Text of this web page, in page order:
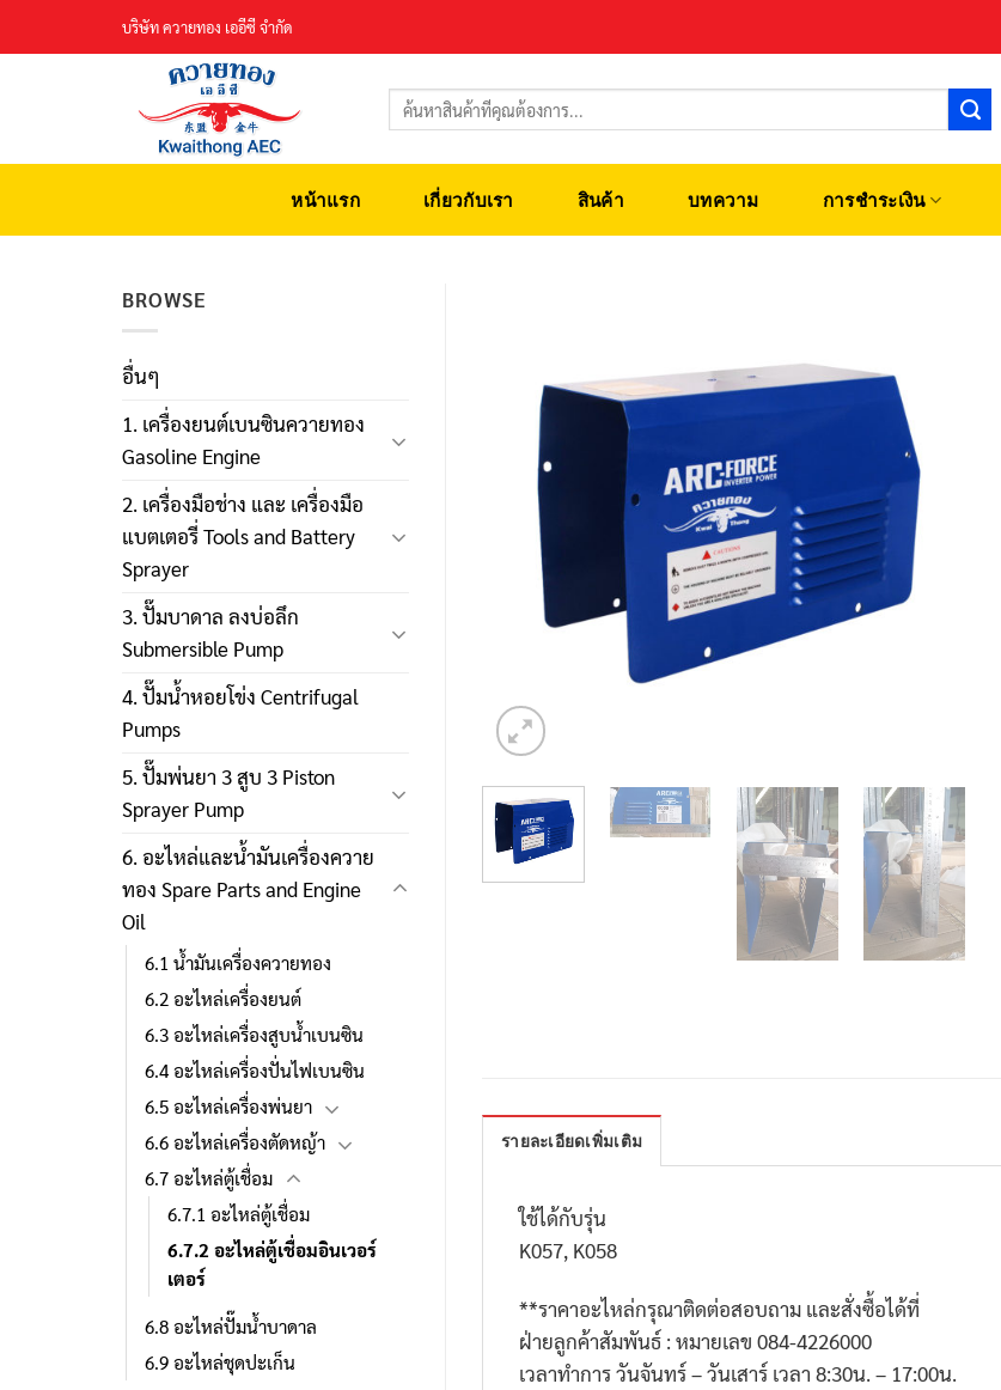
บริษัท ควายทอง เออีซี จำกัด
ค้นหา:
หน้าแรก เกี่ยวกับเรา สินค้า บทความ การชำระเงิน
BROWSE
อื่นๆ
1. เครื่องยนต์เบนซินควายทอง
Gasoline Engine
2. เครื่องมือช่าง และ เครื่องมือ
แบตเตอรี่ Tools and Battery
Sprayer
3. ปั๊มบาดาล ลงบ่อลึก
Submersible Pump
4. ปั๊มน้ำหอยโข่ง Centrifugal
Pumps
5. ปั๊มพ่นยา 3 สูบ 3 Piston
Sprayer Pump
6. อะไหล่และน้ำมันเครื่องควาย
ทอง Spare Parts and Engine
Oil
6.1 น้ำมันเครื่องควายทอง
6.2 อะไหล่เครื่องยนต์
6.3 อะไหล่เครื่องสูบน้ำเบนซิน
6.4 อะไหล่เครื่องปั่นไฟเบนซิน
6.5 อะไหล่เครื่องพ่นยา
6.6 อะไหล่เครื่องตัดหญ้า
6.7 อะไหล่ตู้เชื่อม
6.7.1 อะไหล่ตู้เชื่อม
6.7.2 อะไหล่ตู้เชื่อมอินเวอร์
เตอร์
6.8 อะไหล่ปั๊มน้ำบาดาล
6.9 อะไหล่ชุดปะเก็น
รายละเอียดเพิ่มเติม
ใช้ได้กับรุ่น
K057, K058
**ราคาอะไหล่กรุณาติดต่อสอบถาม และสั่งซื้อได้ที่
ฝ่ายลูกค้าสัมพันธ์ : หมายเลข 084-4226000
เวลาทำการ วันจันทร์ – วันเสาร์ เวลา 8:30น. – 17:00น.